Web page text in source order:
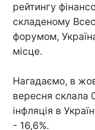
рейтингу
складеному
форумом,
місце.
Нагадаємо, в
вересня склала
інфляція в
- 16,6%.